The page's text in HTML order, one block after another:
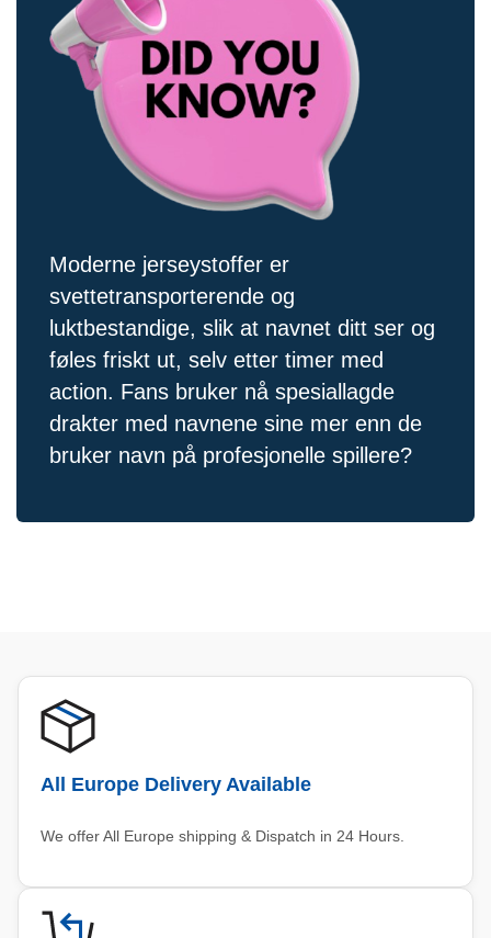
Moderne jerseystoffer er
svettetransporterende og
luktbestandige, slik at navnet ditt ser og
føles friskt ut, selv etter timer med
action. Fans bruker nå spesiallagde
drakter med navnene sine mer enn de
bruker navn på profesjonelle spillere?
All Europe Delivery Available
We offer All Europe shipping & Dispatch in 24 Hours.